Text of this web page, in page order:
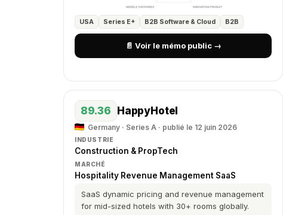
USA Series E+ B2B Software & Cloud B2B
📄 Voir le mémo public →
89.36 HappyHotel
Germany · Series A · publié le 12 juin 2026
INDUSTRIE
Construction & PropTech
MARCHÉ
Hospitality Revenue Management SaaS
SaaS dynamic pricing and revenue management
for mid-sized hotels with 30+ rooms globally.